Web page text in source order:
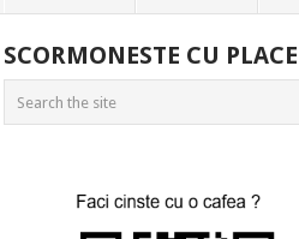
SCORMONESTE CU